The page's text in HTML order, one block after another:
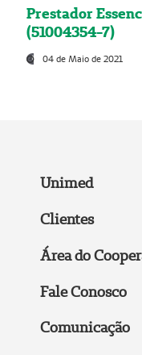
Prestador
(51004354-7)
04 de Maio de 2021
Unimed
Clientes
Área do
Fale Conosco
Comunicação